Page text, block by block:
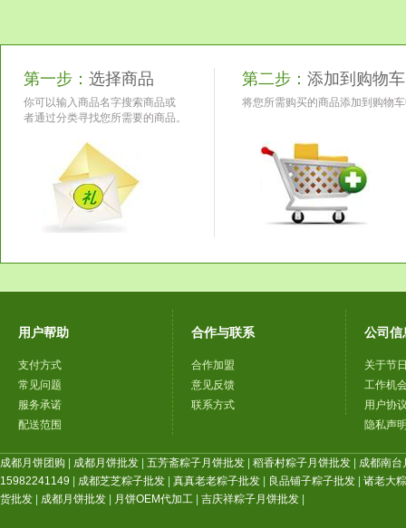
第一步： 选择商品
你可以输入商品名字搜索商品或
者通过分类寻找您所需要的商品。
第二步： 添加到购物车
将您所需购买的商品添加到购物
用户帮助
支付方式
常见问题
服务承诺
配送范围
合作与联系
合作加盟
意见反馈
联系方式
公司信
关于节
工作机
用户协
隐私声
成都月饼团购 成都月饼批发 五芳斋粽子月饼批发 稻香村粽子月饼批发
成都南台
15982241149
成都芝芝粽子批发 真真老老粽子批发 良品铺子粽子批发
诸老大
货批发
成都月饼批发 月饼OEM代加工 吉庆祥粽子月饼批发